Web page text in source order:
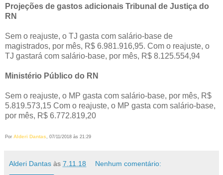
Projeções de gastos adicionais Tribunal de Justiça do
RN
Sem o reajuste, o TJ gasta com salário-base de
magistrados, por mês, R$ 6.981.916,95. Com o reajuste, o
TJ gastará com salário-base, por mês, R$ 8.125.554,94
Ministério Público do RN
Sem o reajuste, o MP gasta com salário-base, por mês, R$
5.819.573,15 Com o reajuste, o MP gasta com salário-base,
por mês, R$ 6.772.819,20
Por Alderi Dantas , 07/11/2018 às 21:29
Alderi Dantas às 7.11.18 Nenhum comentário: